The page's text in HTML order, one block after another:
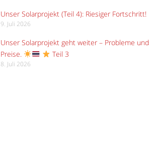
Unser Solarprojekt (Teil 4): Riesiger Fortschritt!
9. Juli 2026
Unser Solarprojekt geht weiter – Probleme und
Preise.
Teil 3
8. Juli 2026